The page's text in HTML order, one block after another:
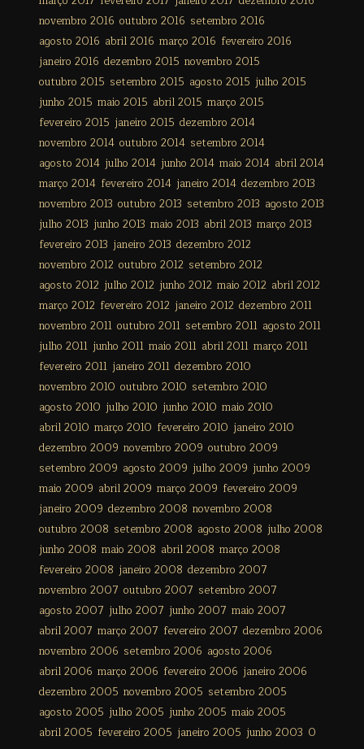
novembro 2016 outubro 2016 setembro 2016
agosto 2016 abril 2016 março 2016 fevereiro 2016
janeiro 2016 dezembro 2015 novembro 2015
outubro 2015 setembro 2015 agosto 2015 julho 2015
junho 2015 maio 2015 abril 2015 março 2015
fevereiro 2015 janeiro 2015 dezembro 2014
novembro 2014 outubro 2014 setembro 2014
agosto 2014 julho 2014 junho 2014 maio 2014 abril 2014
março 2014 fevereiro 2014 janeiro 2014 dezembro 2013
novembro 2013 outubro 2013 setembro 2013 agosto 2013
julho 2013 junho 2013 maio 2013 abril 2013 março 2013
fevereiro 2013 janeiro 2013 dezembro 2012
novembro 2012 outubro 2012 setembro 2012
agosto 2012 julho 2012 junho 2012 maio 2012 abril 2012
março 2012 fevereiro 2012 janeiro 2012 dezembro 2011
novembro 2011 outubro 2011 setembro 2011 agosto 2011
julho 2011 junho 2011 maio 2011 abril 2011 março 2011
fevereiro 2011 janeiro 2011 dezembro 2010
novembro 2010 outubro 2010 setembro 2010
agosto 2010 julho 2010 junho 2010 maio 2010
abril 2010 março 2010 fevereiro 2010 janeiro 2010
dezembro 2009 novembro 2009 outubro 2009
setembro 2009 agosto 2009 julho 2009 junho 2009
maio 2009 abril 2009 março 2009 fevereiro 2009
janeiro 2009 dezembro 2008 novembro 2008
outubro 2008 setembro 2008 agosto 2008 julho 2008
junho 2008 maio 2008 abril 2008 março 2008
fevereiro 2008 janeiro 2008 dezembro 2007
novembro 2007 outubro 2007 setembro 2007
agosto 2007 julho 2007 junho 2007 maio 2007
abril 2007 março 2007 fevereiro 2007 dezembro 2006
novembro 2006 setembro 2006 agosto 2006
abril 2006 março 2006 fevereiro 2006 janeiro 2006
dezembro 2005 novembro 2005 setembro 2005
agosto 2005 julho 2005 junho 2005 maio 2005
abril 2005 fevereiro 2005 janeiro 2005 junho 2003 0